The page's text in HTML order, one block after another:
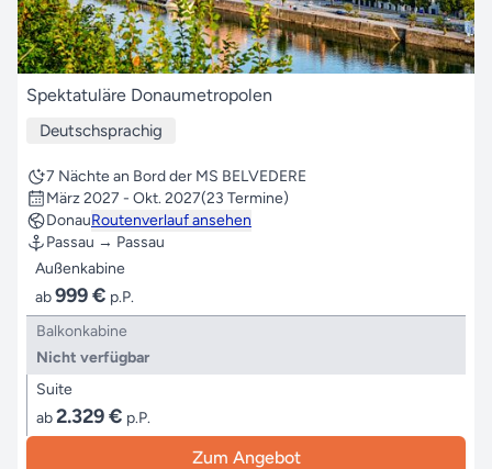
Spektatuläre Donaumetropolen
Deutschsprachig
7 Nächte an Bord der MS BELVEDERE
März 2027 - Okt. 2027(23 Termine)
DonauRoutenverlauf ansehen
Passau → Passau
Außenkabine
ab999 € p.P.
Balkonkabine
Nicht verfügbar
Suite
ab2.329 € p.P.
Zum Angebot